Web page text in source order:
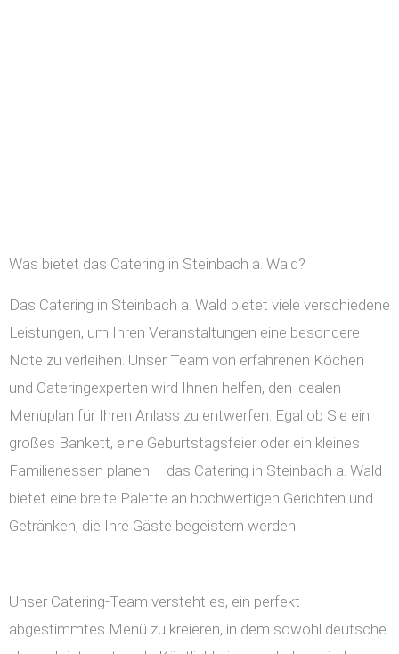
Was bietet das Catering in Steinbach a. Wald?
Das Catering in Steinbach a. Wald bietet viele verschiedene
Leistungen, um Ihren Veranstaltungen eine besondere
Note zu verleihen. Unser Team von erfahrenen Köchen
und Cateringexperten wird Ihnen helfen, den idealen
Menüplan für Ihren Anlass zu entwerfen. Egal ob Sie ein
großes Bankett, eine Geburtstagsfeier oder ein kleines
Familienessen planen – das Catering in Steinbach a. Wald
bietet eine breite Palette an hochwertigen Gerichten und
Getränken, die Ihre Gäste begeistern werden.
Unser Catering-Team versteht es, ein perfekt
abgestimmtes Menü zu kreieren, in dem sowohl deutsche